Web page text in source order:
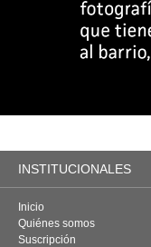
INSTITUCIONALES
Inicio
Quiénes somos
Suscripción